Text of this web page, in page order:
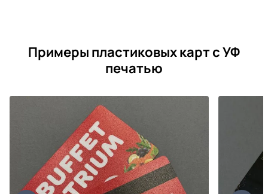
Примеры пластиковых карт с УФ
печатью